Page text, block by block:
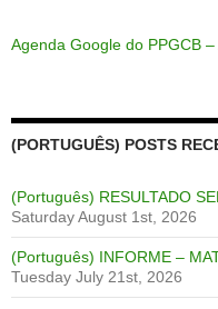
Agenda Google do PPGCB –
(PORTUGUÊS) POSTS
(Português) RESULTADO
Saturday August 1st, 2026
(Português) INFORME –
Tuesday July 21st, 2026